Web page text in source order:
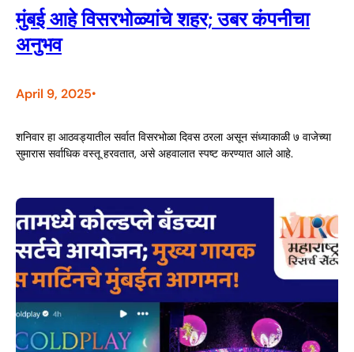
मुंबई आहे विसरभोळ्यांचे शहर; उबर कंपनीचा
अनुभव
April 9, 2025•
शनिवार हा आठवड्यातील सर्वात विसरभोळा दिवस ठरला असून संध्याकाळी ७ वाजेच्या
सुमारास सर्वाधिक वस्तू हरवतात, असे अहवालात स्पष्ट करण्यात आले आहे.